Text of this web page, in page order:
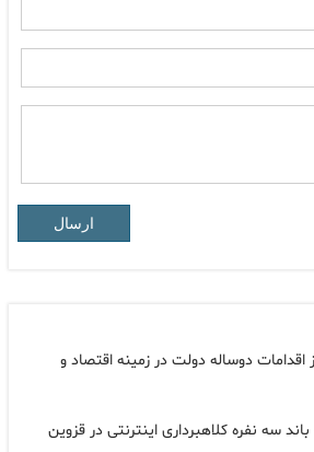
ارسال
دوساله دولت در زمینه اقتصاد و